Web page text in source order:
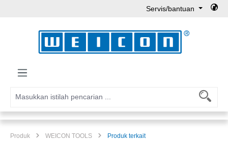
Servis/bantuan
Produk WEICON TOOLS Produk terkait